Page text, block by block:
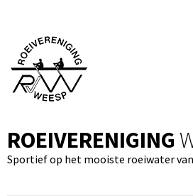
ROEIVERENIGING
Sportief op het mooiste roeiwater